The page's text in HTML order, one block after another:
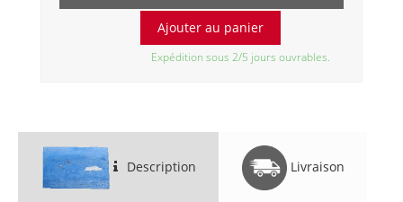
Expédition sous 2/5 jours ouvrables.
Description Livraison